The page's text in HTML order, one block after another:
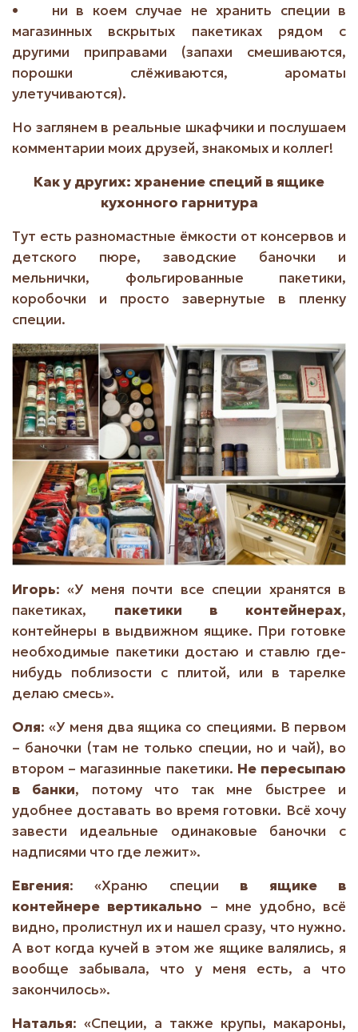
• ни в коем случае не хранить специи в
магазинных вскрытых пакетиках рядом с
другими приправами (запахи смешиваются,
порошки слёживаются, ароматы
улетучиваются).
Но заглянем в реальные шкафчики и послушаем
комментарии моих друзей, знакомых и коллег!
Как у других: хранение специй в ящике
кухонного гарнитура
Тут есть разномастные ёмкости от консервов и
детского пюре, заводские баночки и
мельнички, фольгированные пакетики,
коробочки и просто завернутые в пленку
специи.
Игорь: «У меня почти все специи хранятся в
пакетиках, пакетики в контейнерах,
контейнеры в выдвижном ящике. При готовке
необходимые пакетики достаю и ставлю где-
нибудь поблизости с плитой, или в тарелке
делаю смесь».
Оля: «У меня два ящика со специями. В первом
– баночки (там не только специи, но и чай), во
втором – магазинные пакетики. Не пересыпаю
в банки, потому что так мне быстрее и
удобнее доставать во время готовки. Всё хочу
завести идеальные одинаковые баночки с
надписями что где лежит».
Евгения: «Храню специи в ящике в
контейнере вертикально – мне удобно, всё
видно, пролистнул их и нашел сразу, что нужно.
А вот когда кучей в этом же ящике валялись, я
вообще забывала, что у меня есть, а что
закончилось».
Наталья: «Специи, а также крупы, макароны,